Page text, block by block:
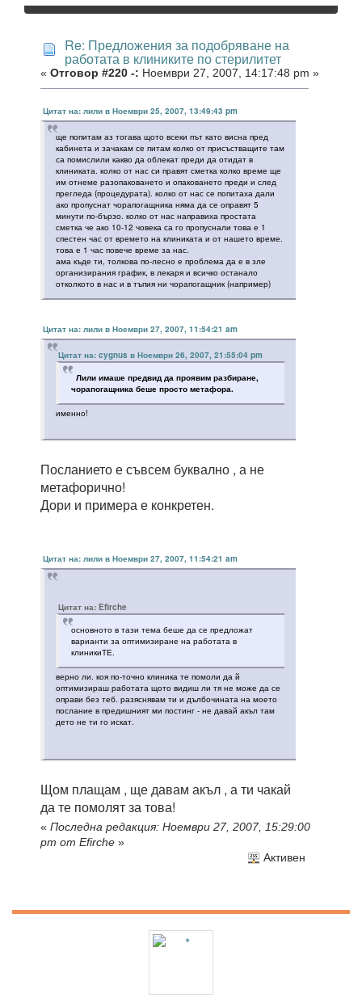
Re: Предложения за подобряване на
работата в клиниките по стерилитет
« Отговор #220 -: Ноември 27, 2007, 14:17:48 pm »
Цитат на: лили в Ноември 25, 2007, 13:49:43 pm
ще попитам аз тогава щото всеки път като висна пред
кабинета и зачакам се питам колко от присъстващите там
са помислили какво да облекат преди да отидат в
клиниката. колко от нас си правят сметка колко време ще
им отнеме разопаковането и опаковането преди и след
прегледа (процедурата). колко от нас се попитаха дали
ако пропуснат чорапогащника няма да се оправят 5
минути по-бързо. колко от нас направиха простата
сметка че ако 10-12 човека са го пропуснали това е 1
спестен час от времето на клиниката и от нашето време.
това е 1 час повече време за нас.
ама къде ти, толкова по-лесно е проблема да е в зле
организирания график, в лекаря и всичко останало
отколкото в нас и в тъпия ни чорапогащник (например)
Цитат на: лили в Ноември 27, 2007, 11:54:21 am
Цитат на: cygnus в Ноември 26, 2007, 21:55:04 pm
Лили имаше предвид да проявим разбиране,
чорапогащника беше просто метафора.
именно!
Посланието е съвсем буквално , а не
метафорично!
Дори и примера е конкретен.
Цитат на: лили в Ноември 27, 2007, 11:54:21 am
Цитат на: Efirche
основното в тази тема беше да се предложат
варианти за оптимизиране на работата в
клиникиТЕ.
верно ли. коя по-точно клиника те помоли да й
оптимизираш работата щото видиш ли тя не може да се
оправи без теб. разяснявам ти и дълбочината на моето
послание в предишният ми постинг - не давай акъл там
дето не ти го искат.
Щом плащам , ще давам акъл , а ти чакай
да те помолят за това!
« Последна редакция: Ноември 27, 2007, 15:29:00
pm от Efirche »
Активен